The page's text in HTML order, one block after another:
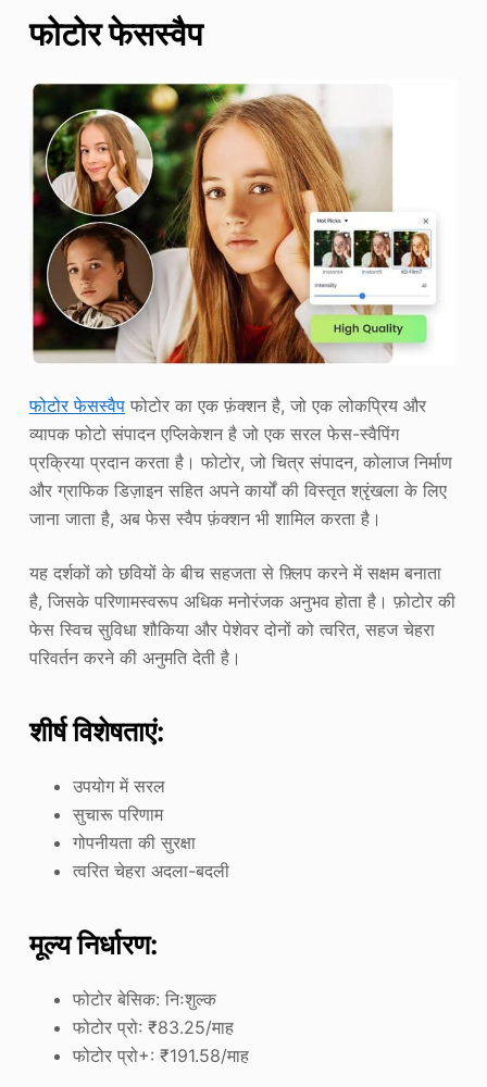
फोटोर फेसस्वैप
फोटोर फेसस्वैपफोटोर का एक फ़ंक्शन है, जो एक लोकप्रिय और
व्यापक फोटो संपादन एप्लिकेशन है जो एक सरल फेस-स्वैपिंग
प्रक्रिया प्रदान करता है। फोटोर, जो चित्र संपादन, कोलाज निर्माण
और ग्राफिक डिज़ाइन सहित अपने कार्यों की विस्तृत श्रृंखला के लिए
जाना जाता है, अब फेस स्वैप फ़ंक्शन भी शामिल करता है।
यह दर्शकों को छवियों के बीच सहजता से फ़्लिप करने में सक्षम बनाता
है, जिसके परिणामस्वरूप अधिक मनोरंजक अनुभव होता है। फ़ोटोर की
फेस स्विच सुविधा शौकिया और पेशेवर दोनों को त्वरित, सहज चेहरा
परिवर्तन करने की अनुमति देती है।
शीर्ष विशेषताएं:
उपयोग में सरल
सुचारू परिणाम
गोपनीयता की सुरक्षा
त्वरित चेहरा अदला-बदली
मूल्य निर्धारण:
फोटोर बेसिक: निःशुल्क
फोटोर प्रो: ₹83.25/माह
फोटोर प्रो+: ₹191.58/माह